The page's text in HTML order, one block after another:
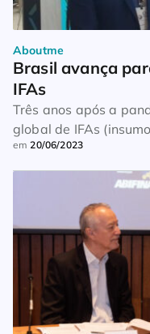
Aboutme
Brasil avança
IFAs
Três anos após a
global de IFAs
vem avançando nos
problema. Em
Farmacêutico
presidente da
Insumos
falou das ações da
em20/06/2023